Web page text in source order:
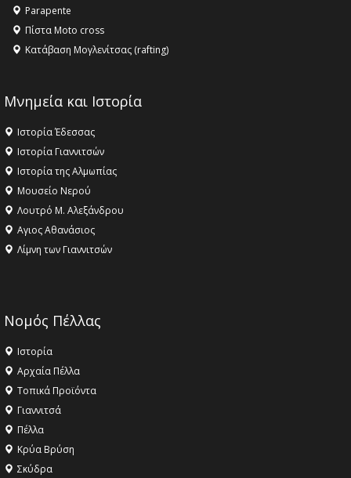
Parapente
Πίστα Moto cross
Κατάβαση Μογλενίτσας (rafting)
Μνημεία και Ιστορία
Ιστορία Έδεσσας
Ιστορία Γιαννιτσών
Ιστορία της Αλμωπίας
Μουσείο Νερού
Λουτρό Μ. Αλεξάνδρου
Αγιος Αθανάσιος
Λίμνη των Γιαννιτσών
Νομός Πέλλας
Ιστορία
Αρχαία Πέλλα
Τοπικά Προϊόντα
Γιαννιτσά
Πέλλα
Κρύα Βρύση
Σκύδρα